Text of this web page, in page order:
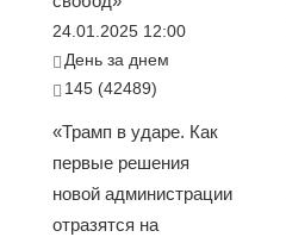
24.01.2025 12:00
День за днем
145 (42489)
«Трамп в ударе. Как
первые решения
новой администрации
отразятся на